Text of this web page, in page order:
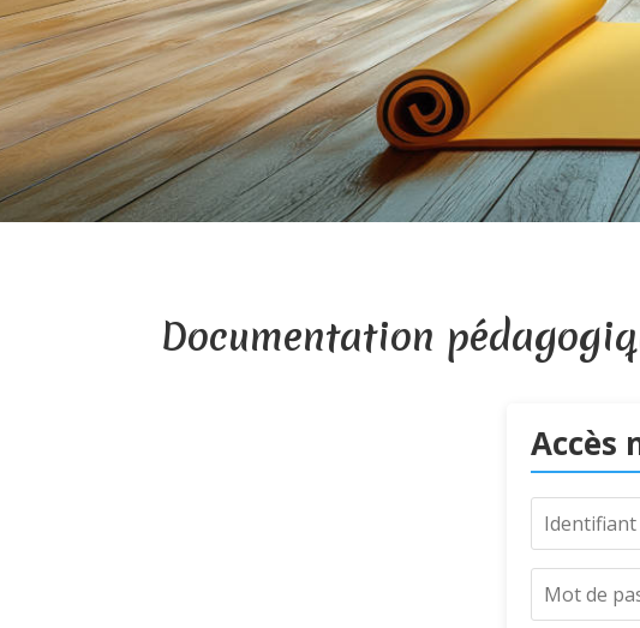
Documentation
Accès